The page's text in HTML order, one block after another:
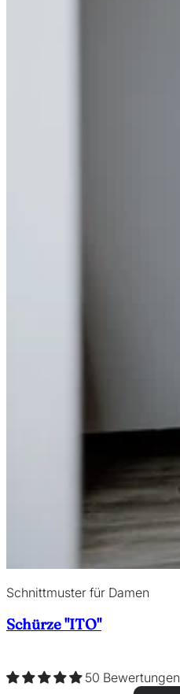
Schnittmuster für Damen
Schürze "ITO"
50 Bewertungen